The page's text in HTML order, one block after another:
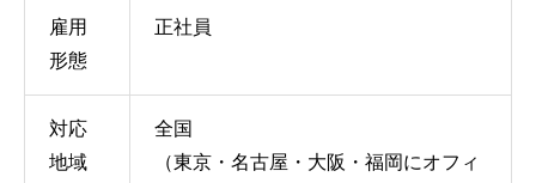
雇用
形態
正社員
対応
地域
全国
（東京・名古屋・大阪・福岡にオフィ